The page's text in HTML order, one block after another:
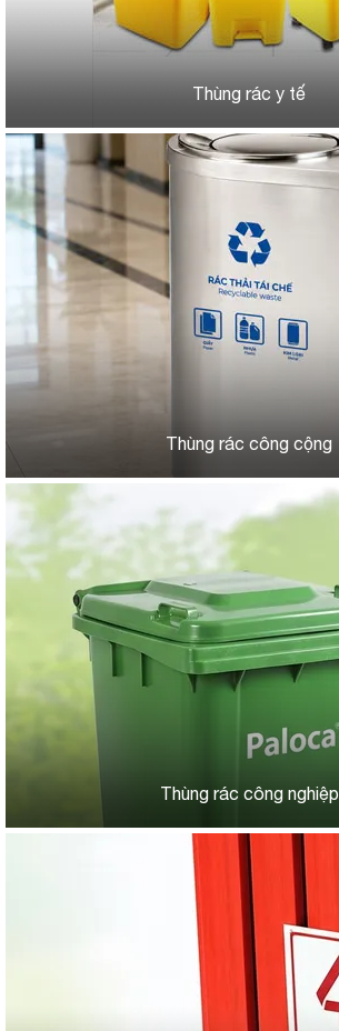
Thùng rác y tế
Thùng rác công cộng
Thùng rác công nghiệp